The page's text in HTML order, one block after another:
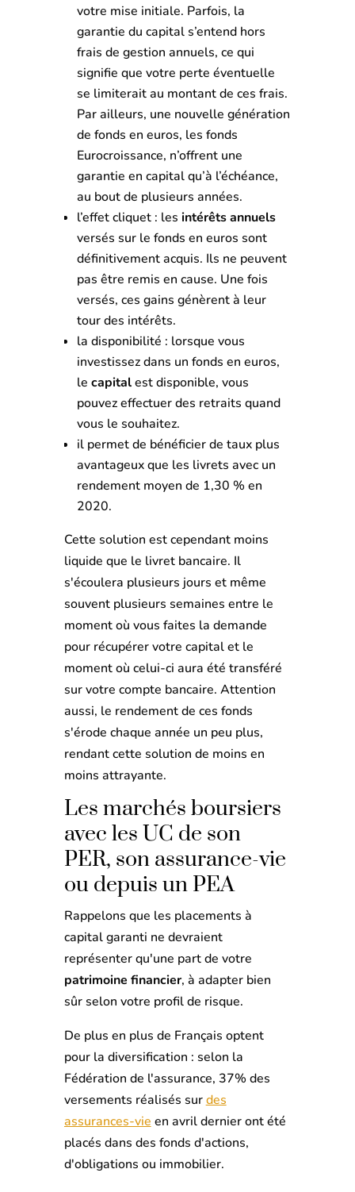
votre mise initiale. Parfois, la
garantie du capital s’entend hors
frais de gestion annuels, ce qui
signifie que votre perte éventuelle
se limiterait au montant de ces frais.
Par ailleurs, une nouvelle génération
de fonds en euros, les fonds
Eurocroissance, n’offrent une
garantie en capital qu’à l’échéance,
au bout de plusieurs années.
l’effet cliquet : les intérêts annuels
versés sur le fonds en euros sont
définitivement acquis. Ils ne peuvent
pas être remis en cause. Une fois
versés, ces gains génèrent à leur
tour des intérêts.
la disponibilité : lorsque vous
investissez dans un fonds en euros,
le capitalest disponible, vous
pouvez effectuer des retraits quand
vous le souhaitez.
il permet de bénéficier de taux plus
avantageux que les livrets avec un
rendement moyen de 1,30 % en
2020.
Cette solution est cependant moins
liquide que le livret bancaire. Il
s'écoulera plusieurs jours et même
souvent plusieurs semaines entre le
moment où vous faites la demande
pour récupérer votre capital et le
moment où celui-ci aura été transféré
sur votre compte bancaire. Attention
aussi, le rendement de ces fonds
s'érode chaque année un peu plus,
rendant cette solution de moins en
moins attrayante.
Les marchés boursiers
avec les UC de son
PER, son assurance-vie
ou depuis un PEA
Rappelons que les placements à
capital garanti ne devraient
représenter qu'une part de votre
patrimoine financier, à adapter bien
sûr selon votre profil de risque.
De plus en plus de Français optent
pour la diversification : selon la
Fédération de l'assurance, 37% des
versements réalisés surdes
assurances-vie en avril dernier ont été
placés dans des fonds d'actions,
d'obligations ou immobilier.